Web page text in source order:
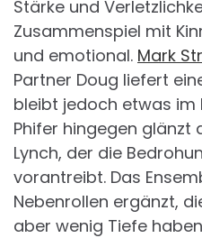
Stärke und
Zusammenspiel mit
und emotional. Mark
Partner Doug liefert
bleibt jedoch etwas im
Phifer hingegen glänzt
Lynch, der die
vorantreibt. Das
Nebenrollen ergänzt,
aber wenig Tiefe